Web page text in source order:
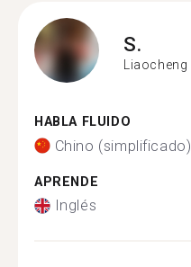
S.
Liaocheng
HABLA FLUIDO
Chino (simplificado)
APRENDE
Inglés